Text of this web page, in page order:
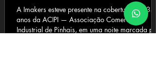
A Imakers esteve presente na cobertura dos 35
anos da ACIPI — Associação Comercial e
Industrial de Pinhais, em uma noite marcada por